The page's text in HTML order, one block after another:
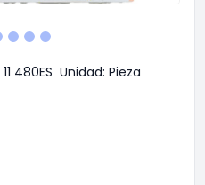
11 480ES Unidad: Pieza